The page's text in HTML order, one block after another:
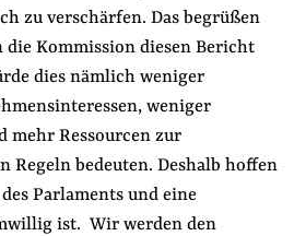
zu verschärfen. Das begrüßen
Kommission diesen Bericht
dies nämlich weniger
weniger
mehr Ressourcen zur
Regeln bedeuten. Deshalb hoffen
Parlaments und eine
ist. Wir werden den